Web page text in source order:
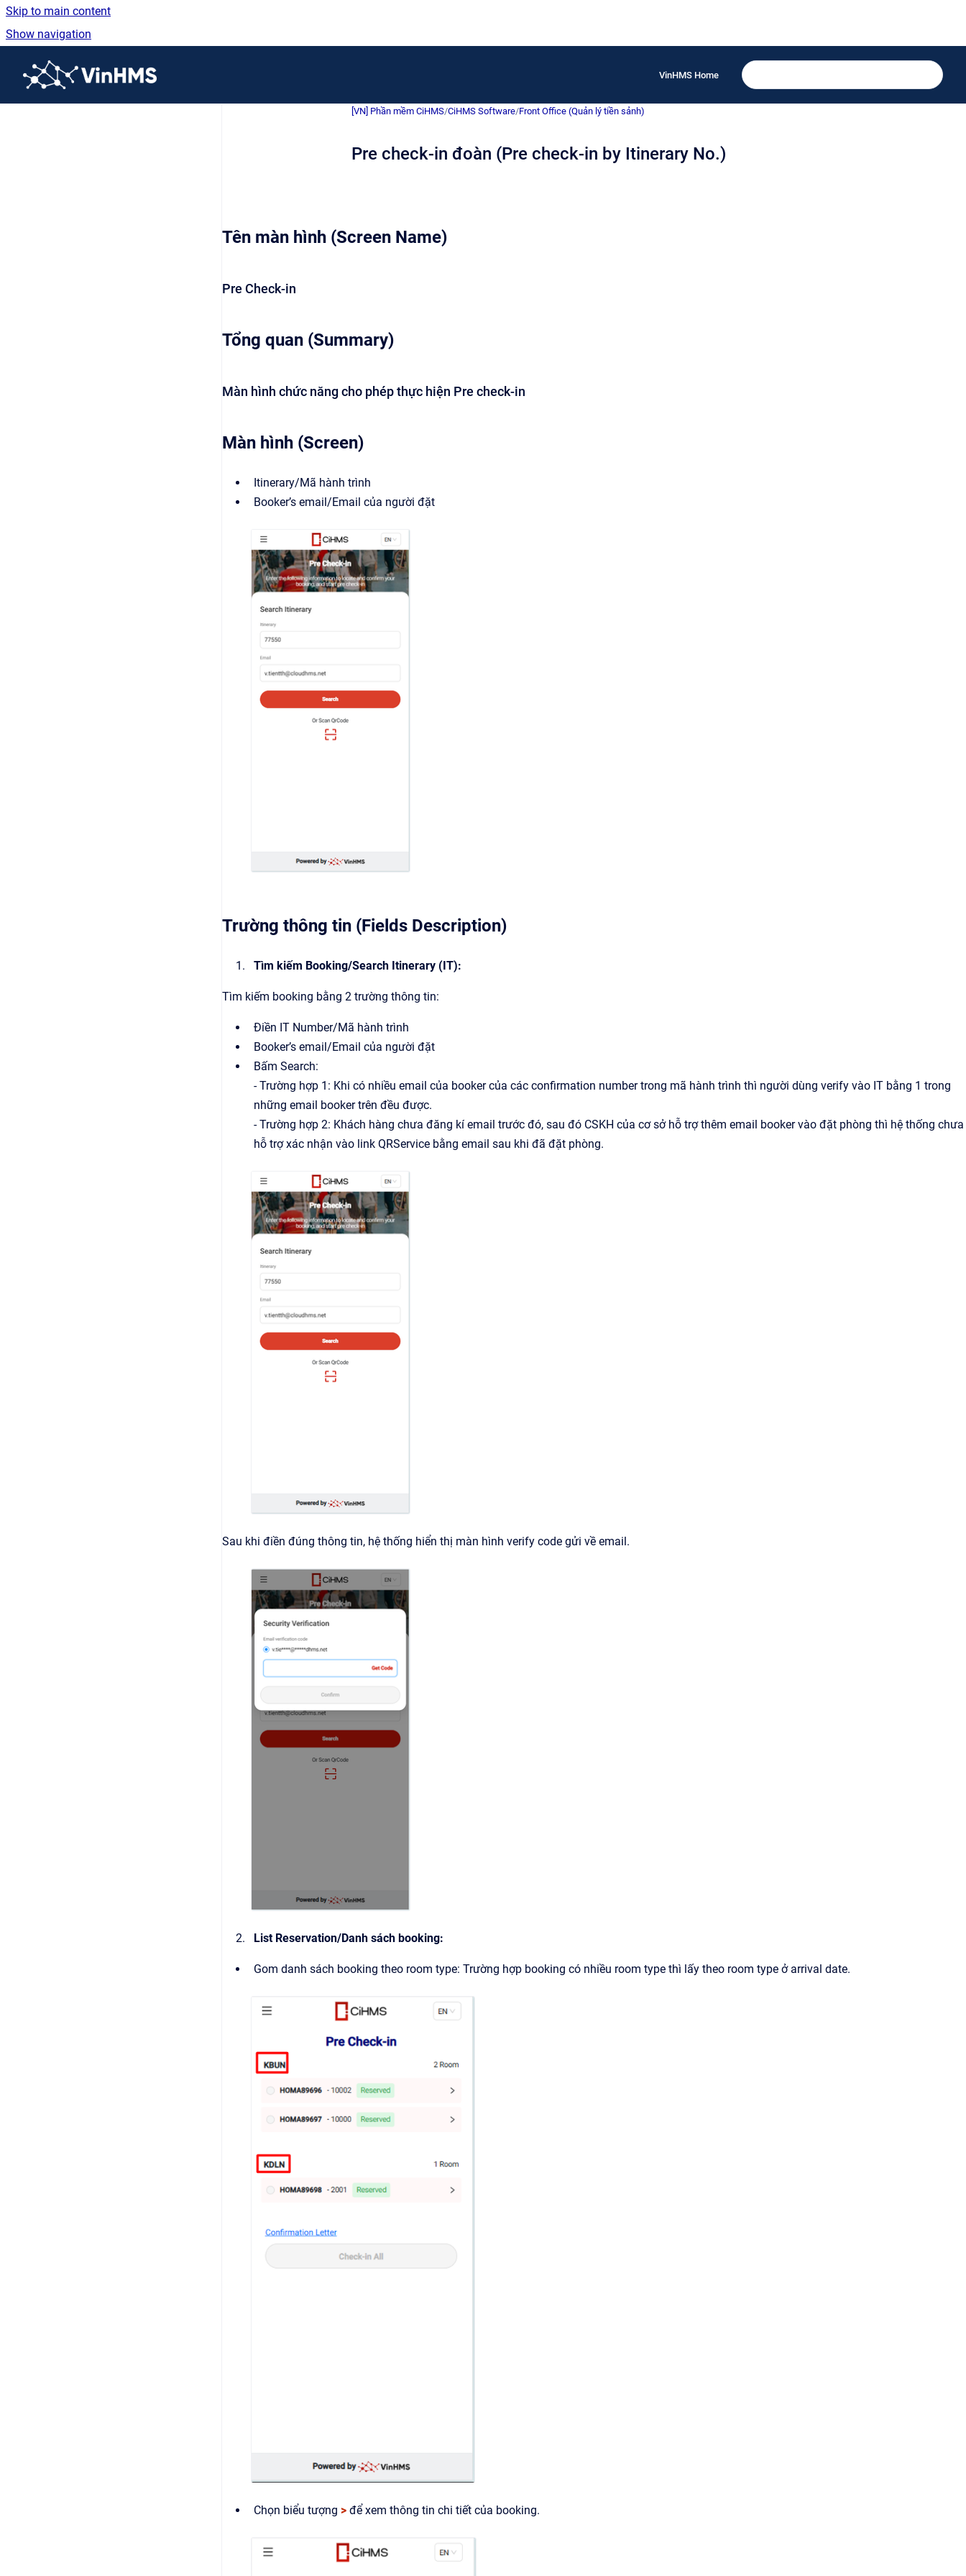
Skip to main content
Show navigation
VinHMS Home
[VN] Phần mềm CiHMS/CiHMS Software/Front Office (Quản lý tiền sảnh)
Pre check-in đoàn (Pre check-in by Itinerary No.)
Tên màn hình (Screen Name)
Pre Check-in
Tổng quan (Summary)
Màn hình chức năng cho phép thực hiện Pre check-in
Màn hình (Screen)
Itinerary/Mã hành trình
Booker’s email/Email của người đặt
Trường thông tin (Fields Description)
Tìm kiếm Booking/Search Itinerary (IT):
Tìm kiếm booking bằng 2 trường thông tin:
Điền IT Number/Mã hành trình
Booker’s email/Email của người đặt
Bấm Search:
- Trường hợp 1: Khi có nhiều email của booker của các confirmation number trong mã hành trình thì người dùng verify vào IT bằng 1 trong
những email booker trên đều được.
- Trường hợp 2: Khách hàng chưa đăng kí email trước đó, sau đó CSKH của cơ sở hỗ trợ thêm email booker vào đặt phòng thì hệ thống chưa
hỗ trợ xác nhận vào link QRService bằng email sau khi đã đặt phòng.
Sau khi điền đúng thông tin, hệ thống hiển thị màn hình verify code gửi về email.
List Reservation/Danh sách booking:
Gom danh sách booking theo room type: Trường hợp booking có nhiều room type thì lấy theo room type ở arrival date.
Chọn biểu tượng > để xem thông tin chi tiết của booking.